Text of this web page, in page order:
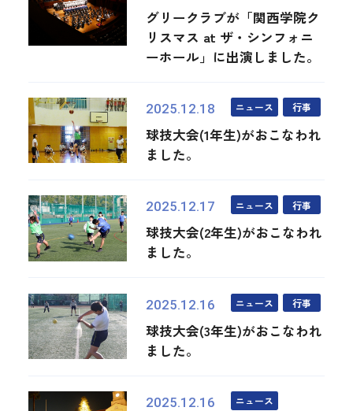
グリークラブが「関西学院ク
リスマス at ザ・シンフォニ
ーホール」に出演しました。
2025.12.18 ニュース 行事
球技大会(1年生)がおこなわれ
ました。
2025.12.17 ニュース 行事
球技大会(2年生)がおこなわれ
ました。
2025.12.16 ニュース 行事
球技大会(3年生)がおこなわれ
ました。
2025.12.16
ニュース